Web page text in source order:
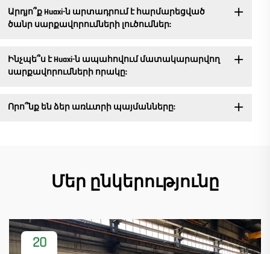
Արդյո՞ք Huaxi-ն արտադրում է հարմարեցված
ծանր սարքավորումների լուծումներ:
Ինչպե՞ս է Huaxi-ն ապահովում մատակարարվող
սարքավորումների որակը:
Որո՞նք են ձեր առևտրի պայմանները:
Մեր ընկերությունը
20